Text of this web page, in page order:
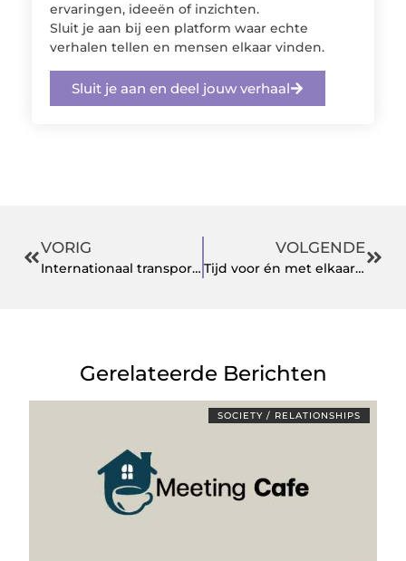
ervaringen, ideeën of inzichten.
Sluit je aan bij een platform waar echte
verhalen tellen en mensen elkaar vinden.
Sluit je aan en deel jouw verhaal
VORIG
Internationaal transport met verschillende mogelijkheden
VOLGENDE
Tijd voor én met elkaar in een groepsaccommodatie op de Veluwe
Gerelateerde Berichten
SOCIETY / RELATIONSHIPS